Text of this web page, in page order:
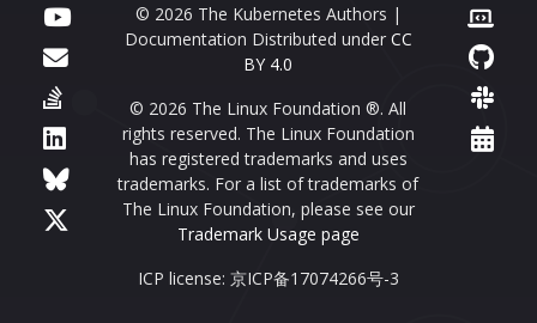
© 2026 The Kubernetes Authors |
Documentation Distributed under CC
BY 4.0
© 2026 The Linux Foundation ®. All
rights reserved. The Linux Foundation
has registered trademarks and uses
trademarks. For a list of trademarks of
The Linux Foundation, please see our
Trademark Usage page
ICP license: 京ICP备17074266号-3